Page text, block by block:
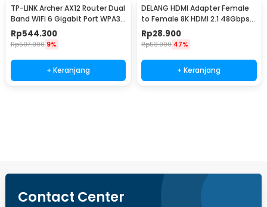
TP-LINK Archer AX12 Router Dual
Band WiFi 6 Gigabit Port WPA3
- AX1500
Rp544.300
Rp597.900 9%
+ Keranjang
DELANG HDMI Adapter Female
to Female 8K HDMI 2.1 48Gbps
8K@60Hz 2 PCS - HDF
Rp28.900
Rp53.900 47%
+ Keranjang
Contact Center